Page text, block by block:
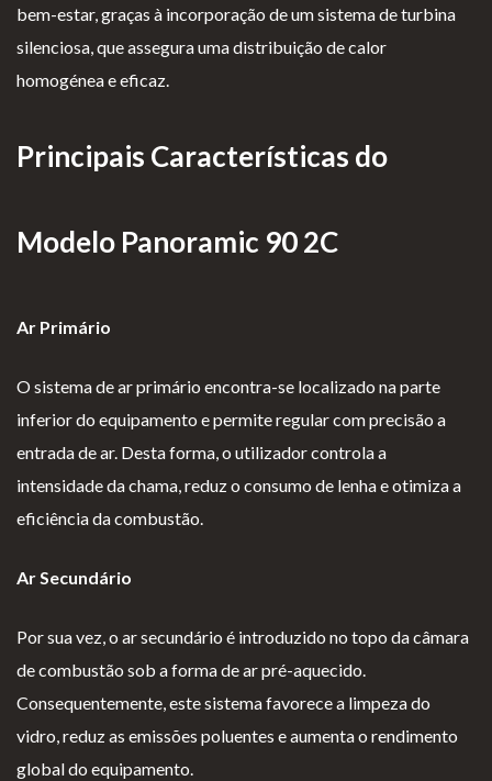
bem-estar, graças à incorporação de um sistema de turbina
silenciosa, que assegura uma distribuição de calor
homogénea e eficaz.
Principais Características do
Modelo Panoramic 90 2C
Ar Primário
O sistema de ar primário encontra-se localizado na parte
inferior do equipamento e permite regular com precisão a
entrada de ar. Desta forma, o utilizador controla a
intensidade da chama, reduz o consumo de lenha e otimiza a
eficiência da combustão.
Ar Secundário
Por sua vez, o ar secundário é introduzido no topo da câmara
de combustão sob a forma de ar pré-aquecido.
Consequentemente, este sistema favorece a limpeza do
vidro, reduz as emissões poluentes e aumenta o rendimento
global do equipamento.
Contactos
Conta de Utilizador
olí
ti
ca
d
e
rm
os
e
Co
nd
v
r
o
d
vr
o
d
e